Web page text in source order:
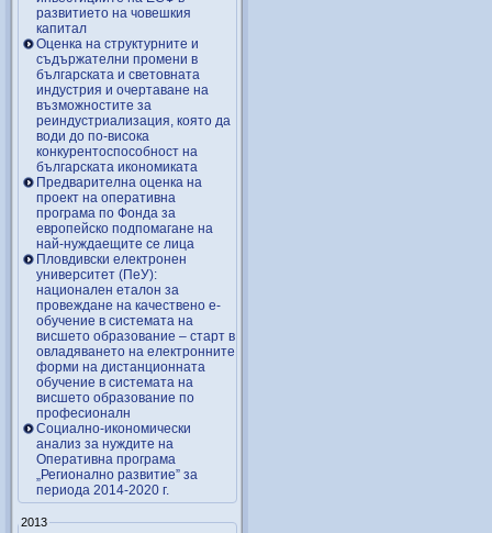
развитието на човешкия
капитал
Оценка на структурните и
съдържателни промени в
българската и световната
индустрия и очертаване на
възможностите за
реиндустриализация, която да
води до по-висока
конкурентоспособност на
българската икономиката
Предварителна оценка на
проект на оперативна
програма по Фонда за
европейско подпомагане на
най-нуждаещите се лица
Пловдивски електронен
университет (ПеУ):
национален еталон за
провеждане на качествено е-
обучение в системата на
висшето образование – старт в
овладяването на електронните
форми на дистанционната
обучение в системата на
висшето образование по
професионалн
Социално-икономически
анализ за нуждите на
Оперативна програма
„Регионално развитие” за
периода 2014-2020 г.
2013